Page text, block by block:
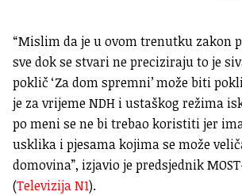
“Mislim da je u ovom trenutku zakon
sve dok se stvari ne preciziraju to je
poklič ‘Za dom spremni’ može biti
je za vrijeme NDH i ustaškog režima
po meni se ne bi trebao koristiti jer
usklika i pjesama kojima se može
domovina”, izjavio je predsjednik
(Televizija N1).